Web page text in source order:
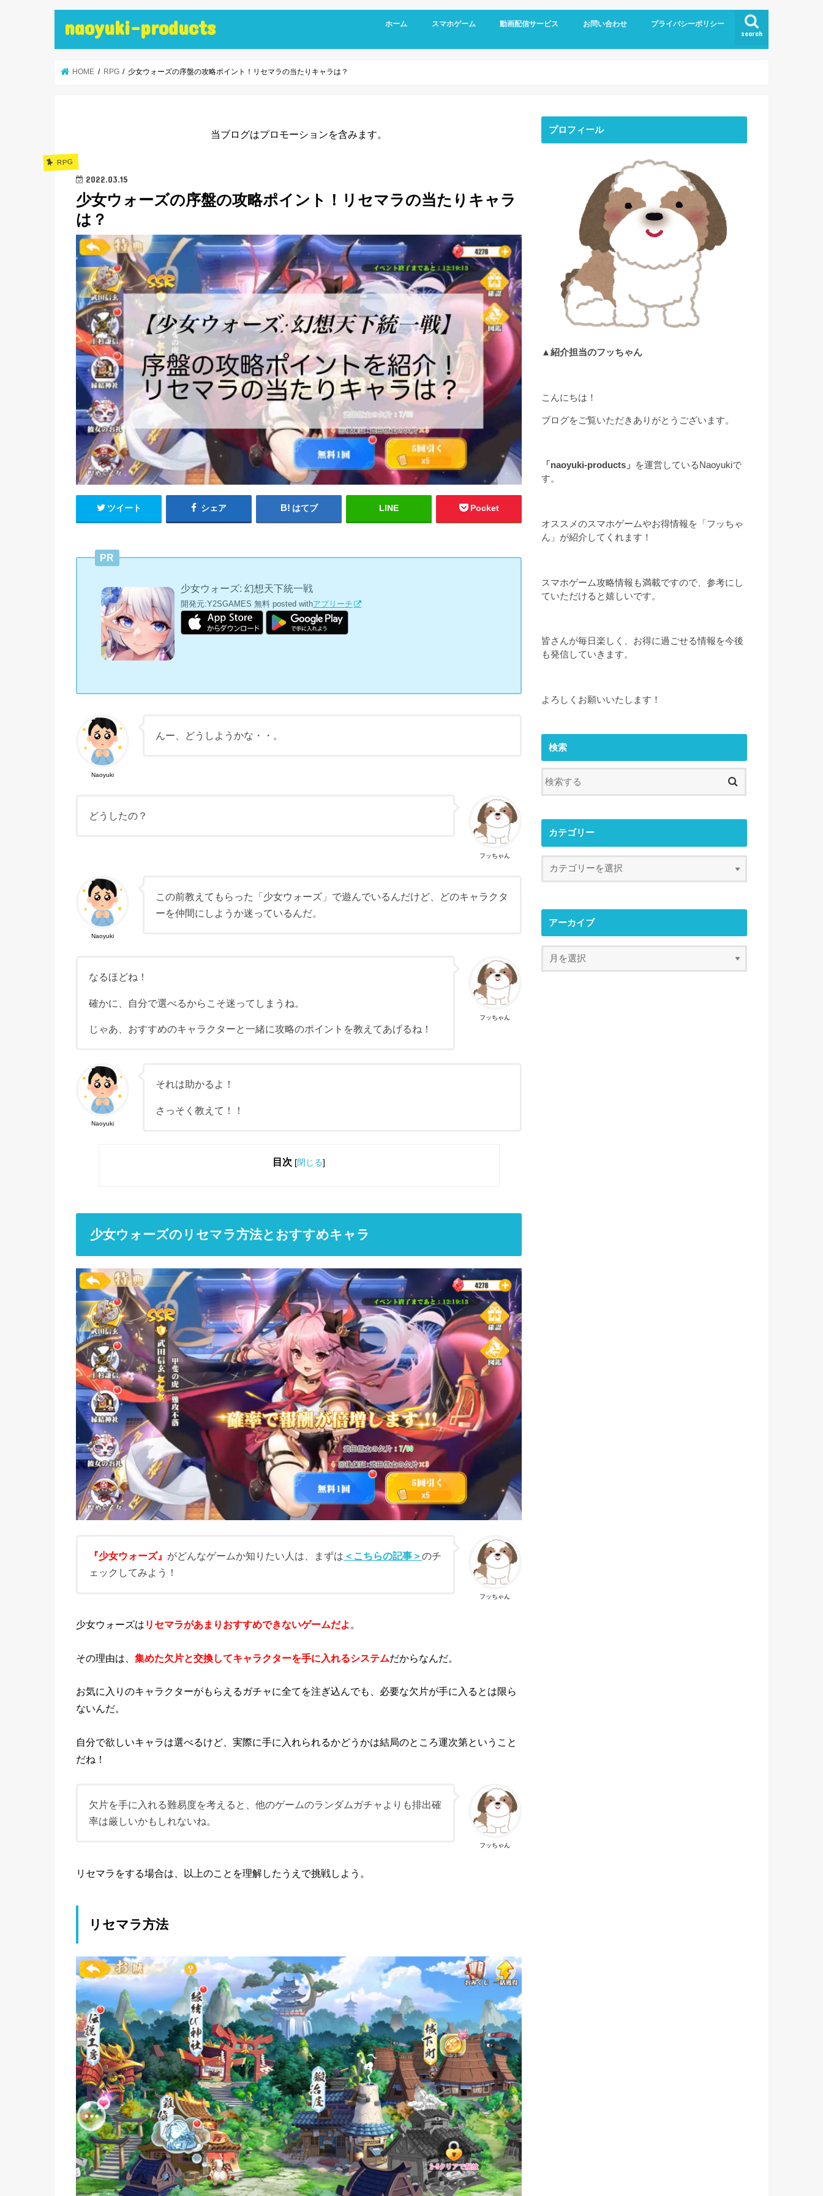
naoyuki-products search
ホーム スマホゲーム
RPG
アクション
シミュレーション
パズル
スポーツ
リズムゲーム
動画配信サービス お問い合わせ プライバシーポリシー
HOME RPG 少女ウォーズの序盤の攻略ポイント！リセマラの当たりキャラは？
当ブログはプロモーションを含みます。
RPG
2022.03.15
少女ウォーズの序盤の攻略ポイント！リセマラの当たりキャラ
は？
ツイート シェア はてブ LINE Pocket
PR
少女ウォーズ: 幻想天下統一戦
開発元:Y2SGAMES 無料 posted withアプリーチ
Naoyuki
んー、どうしようかな・・。
フッちゃん
どうしたの？
Naoyuki
この前教えてもらった「少女ウォーズ」で遊んでいるんだけど、どのキャラクタ
ーを仲間にしようか迷っているんだ。
フッちゃん
なるほどね！
確かに、自分で選べるからこそ迷ってしまうね。
じゃあ、おすすめのキャラクターと一緒に攻略のポイントを教えてあげるね！
Naoyuki
それは助かるよ！
さっそく教えて！！
目次 [閉じる]
少女ウォーズのリセマラ方法とおすすめキャラ
フッちゃん
『少女ウォーズ』 がどんなゲームか知りたい人は、まずは ＜こちらの記事＞のチ
ェックしてみよう！
少女ウォーズは リセマラがあまりおすすめできないゲームだよ 。
その理由は、 集めた欠片と交換してキャラクターを手に入れるシステムだからなんだ。
お気に入りのキャラクターがもらえるガチャに全てを注ぎ込んでも、必要な欠片が手に入るとは限ら
ないんだ。
自分で欲しいキャラは選べるけど、実際に手に入れられるかどうかは結局のところ運次第ということ
だね！
フッちゃん
欠片を手に入れる難易度を考えると、他のゲームのランダムガチャよりも排出確
率は厳しいかもしれないね。
リセマラをする場合は、以上のことを理解したうえで挑戦しよう。
リセマラ方法
プロフィール
▲紹介担当のフッちゃん
こんにちは！
ブログをご覧いただきありがとうございます。
「naoyuki-products」
を運営しているNaoyukiで
す。
オススメのスマホゲームやお得情報を「フッちゃ
ん」が紹介してくれます！
スマホゲーム攻略情報も満載ですので、参考にし
ていただけると嬉しいです。
皆さんが毎日楽しく、お得に過ごせる情報を今後
も発信していきます。
よろしくお願いいたします！
検索
カテゴリー
アーカイブ